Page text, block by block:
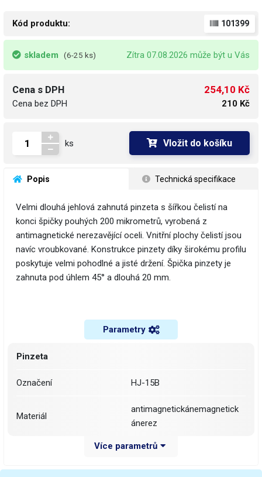
Kód produktu: 101399
skladem (6-25 ks) Zítra 07.08.2026 může být u Vás
Cena s DPH
Cena bez DPH
254,10 Kč
210 Kč
ks Vložit do košíku
Popis Technická specifikace
Velmi dlouhá jehlová zahnutá pinzeta s šířkou čelistí na
konci špičky pouhých 200 mikrometrů, vyrobená z
antimagnetické nerezavějící oceli. Vnitřní plochy čelistí jsou
navíc vroubkované. Konstrukce pinzety díky širokému profilu
poskytuje velmi pohodlné a jisté držení. Špička pinzety je
zahnuta pod úhlem 45° a dlouhá 20 mm.
Parametry
Pinzeta
Označení HJ-15B
Materiál
antimagnetickánemagnetick
ánerez
170 mm
Více parametrů